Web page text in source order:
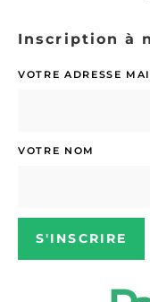
Inscription à
VOTRE ADRESSE
VOTRE NOM
S'INSCRIRE